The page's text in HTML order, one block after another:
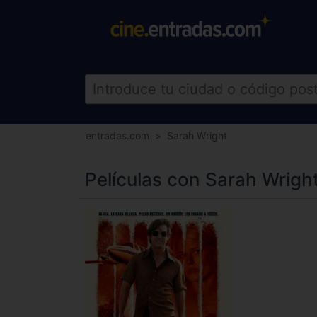
entradas.com Sarah Wright
Películas con Sarah